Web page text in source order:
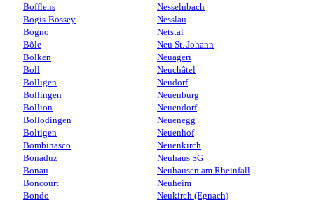
Bofflens
Bogis-Bossey
Bogno
Bôle
Bolken
Boll
Bolligen
Bollingen
Bollion
Bollodingen
Boltigen
Bombinasco
Bonaduz
Bonau
Boncourt
Bondo
Nesselnbach
Nesslau
Netstal
Neu St. Johann
Neuägeri
Neuchâtel
Neudorf
Neuenburg
Neuendorf
Neuenegg
Neuenhof
Neuenkirch
Neuhaus SG
Neuhausen am Rheinfall
Neuheim
Neukirch (Egnach)